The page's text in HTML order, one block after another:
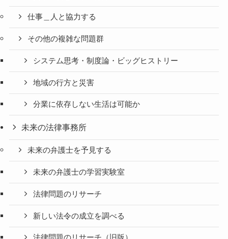
仕事＿人と協力する
その他の複雑な問題群
システム思考・制度論・ビッグヒストリー
地域の行方と災害
分業に依存しない生活は可能か
未来の法律事務所
未来の弁護士を予見する
未来の弁護士の学習実験室
法律問題のリサーチ
新しい法令の成立を調べる